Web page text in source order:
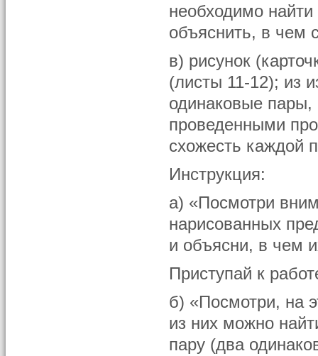
необходимо найти
объяснить, в чем
в) рисунок
(листы 11-12); из
одинаковые пары,
проведенными
схожесть каждой
Инструкция:
а) «Посмотри
нарисованных
и объясни, в чем
Приступай к
б) «Посмотри, на
из них можно
пару (два